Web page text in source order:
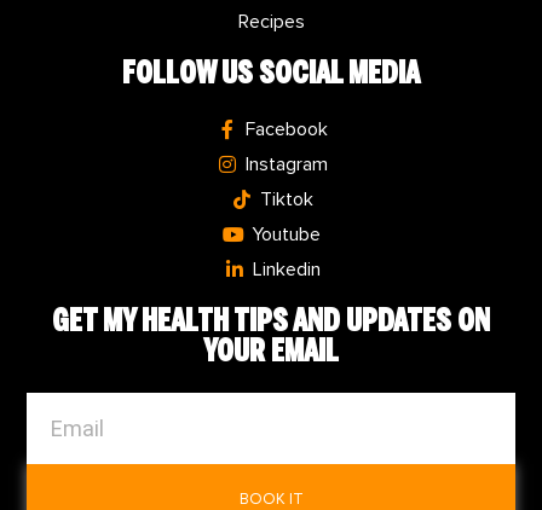
Recipes
FOLLOW US SOCIAL MEDIA
Facebook
Instagram
Tiktok
Youtube
Linkedin
GET MY HEALTH TIPSAND UPDATES ON
YOUR EMAIL
BOOK IT